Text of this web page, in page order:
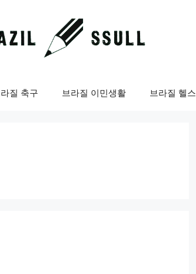
질 축구 브라질 이민생활 브라질 헬스